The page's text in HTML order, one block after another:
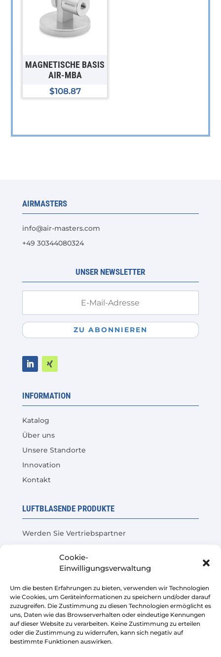
Cookie-
Einwilligungsverwaltung
Um die besten Erfahrungen zu bieten, verwenden wir Technologien
wie Cookies, um Geräteinformationen zu speichern und/oder darauf
zuzugreifen. Die Zustimmung zu diesen Technologien ermöglicht es
uns, Daten wie das Browserverhalten oder eindeutige Kennungen
auf dieser Website zu verarbeiten. Keine Zustimmung zu erteilen
oder die Zustimmung zu widerrufen, kann sich negativ auf
bestimmte Funktionen auswirken.
Varianten
auf.
Die
auf
Produktseite
MAGNETISCHE BASIS
AIR-MBA
$108.87
AIRMASTERS
info@air-masters.com
+49 30344080324
UNSER NEWSLETTER
ZU ABONNIEREN
INFORMATION
Katalog
Über uns
Unsere Standorte
Innovation
Kontakt
LUFTBLASENDE PRODUKTE
Werden Sie Vertriebspartner
Häufige Fragen
LEGAL
Rechtliche Warnung
Datenschutzrichtlinie